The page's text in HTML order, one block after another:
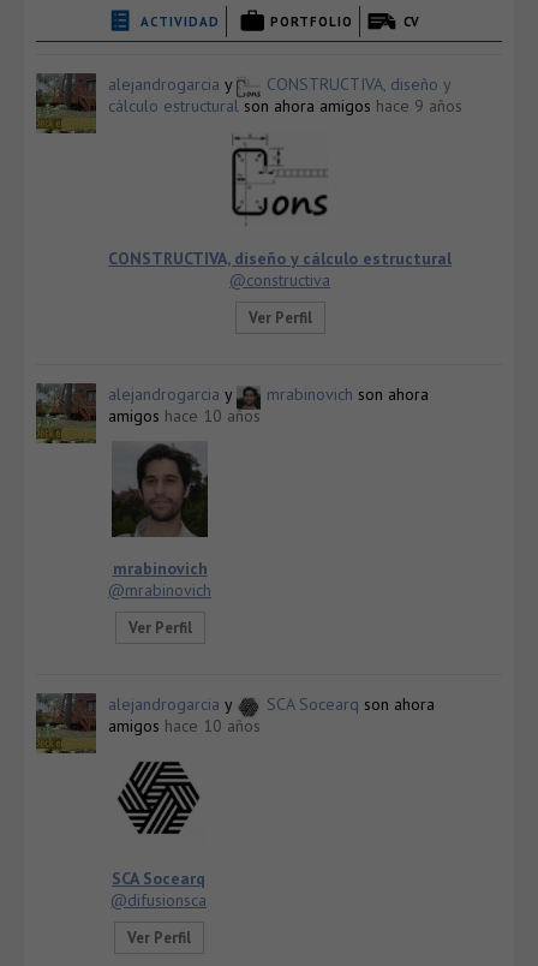
ACTIVIDAD PORTFOLIO CV
alejandrogarcia y
CONSTRUCTIVA, diseño y
cálculo estructural son ahora amigos hace 9 años
CONSTRUCTIVA, diseño y cálculo estructural
@constructiva
Ver Perfil
alejandrogarcia y mrabinovich son ahora
amigos hace 10 años
mrabinovich
@mrabinovich
Ver Perfil
alejandrogarcia y SCA Socearq son ahora
amigos hace 10 años
SCA Socearq
@difusionsca
Ver Perfil